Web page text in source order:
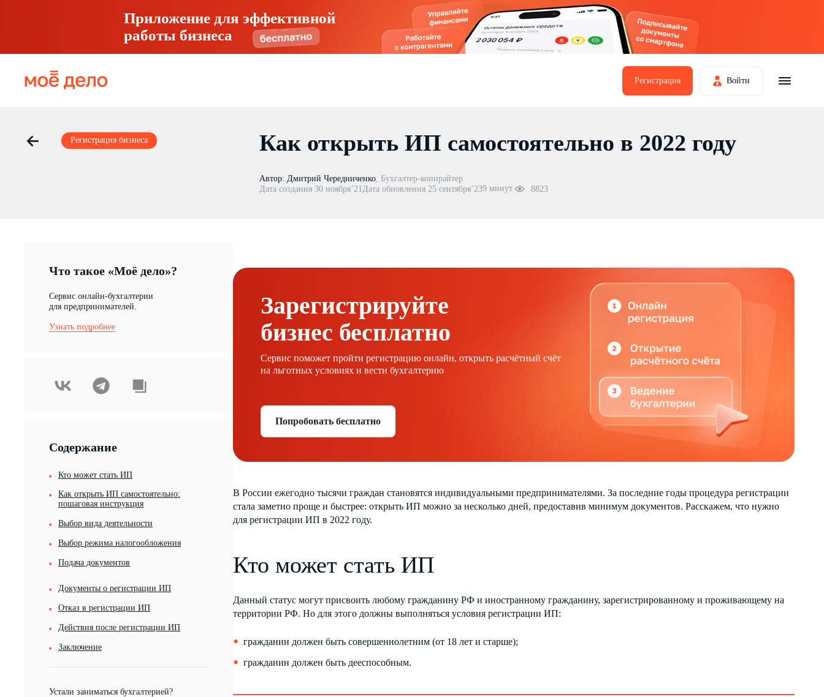
Приложение для эффективной
работы бизнеса
Регистрация Войти
Регистрация бизнеса Как открыть ИП самостоятельно в 2022 году
Автор: Дмитрий Чередниченко, Бухгалтер-копирайтер
Дата создания 30 ноября’21Дата обновления 25 сентября’239 минут 8823
Что такое «Моё дело»?
Cервис онлайн-бухгалтерии
для предпринимателей.
Узнать подробнее
Содержание
Кто может стать ИП
Как открыть ИП самостоятельно:
пошаговая инструкция
Выбор вида деятельности
Выбор режима налогообложения
Подача документов
Документы о регистрации ИП
Отказ в регистрации ИП
Действия после регистрации ИП
Заключение
Устали заниматься бухгалтерией?
Зарегистрируйте
бизнес бесплатно
Сервис поможет пройти регистрацию онлайн, открыть расчётный счёт
на льготных условиях и вести бухгалтерию
Попробовать бесплатно
В России ежегодно тысячи граждан становятся индивидуальными предпринимателями. За последние годы процедура регистрации
стала заметно проще и быстрее: открыть ИП можно за несколько дней, предоставив минимум документов. Расскажем, что нужно
для регистрации ИП в 2022 году.
Кто может стать ИП
Данный статус могут присвоить любому гражданину РФ и иностранному гражданину, зарегистрированному и проживающему на
территории РФ. Но для этого должны выполняться условия регистрации ИП:
гражданин должен быть совершеннолетним (от 18 лет и старше);
гражданин должен быть дееспособным.